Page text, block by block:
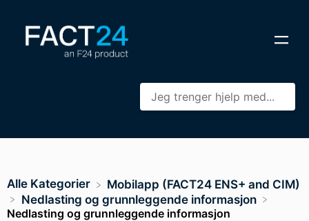
Alle Kategorier
​Mobilapp (FACT24 ENS+ and CIM)
​Nedlasting og grunnleggende informasjon
Nedlasting og grunnleggende informasjon